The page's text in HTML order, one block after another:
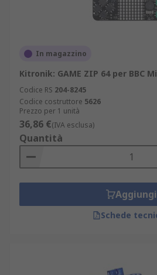
In magazzino
Kitronik: GAME ZIP 64 per BBC
Codice RS 204-8245
Codice costruttore 5626
Prezzo per 1 unità
36,86 €(IVA esclusa)
Quantità
Aggiungi
Schede